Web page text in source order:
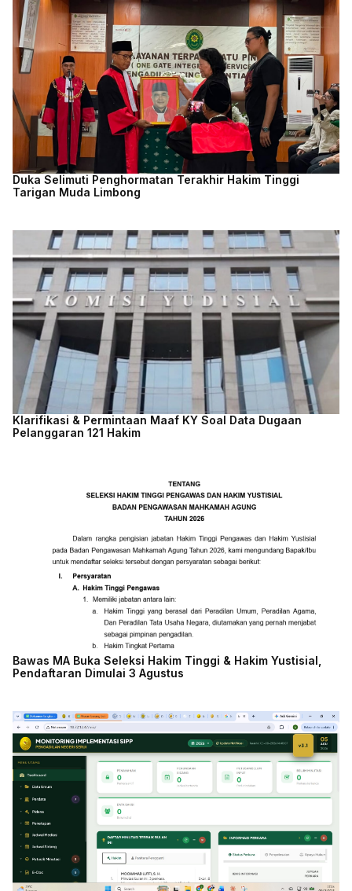
Duka Selimuti Penghormatan Terakhir Hakim Tinggi
Tarigan Muda Limbong
Klarifikasi & Permintaan Maaf KY Soal Data Dugaan
Pelanggaran 121 Hakim
Bawas MA Buka Seleksi Hakim Tinggi & Hakim Yustisial,
Pendaftaran Dimulai 3 Agustus